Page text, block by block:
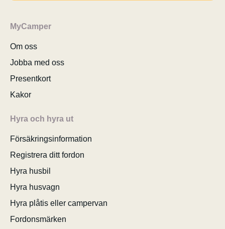
MyCamper
Om oss
Jobba med oss
Presentkort
Kakor
Hyra och hyra ut
Försäkringsinformation
Registrera ditt fordon
Hyra husbil
Hyra husvagn
Hyra plåtis eller campervan
Fordonsmärken